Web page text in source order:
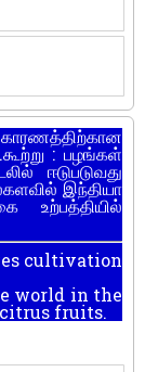
: பழங்கள்
ஈடுபடுவது
இந்தியா
உற்பத்தியில்
cultivation
world in the
fruits.